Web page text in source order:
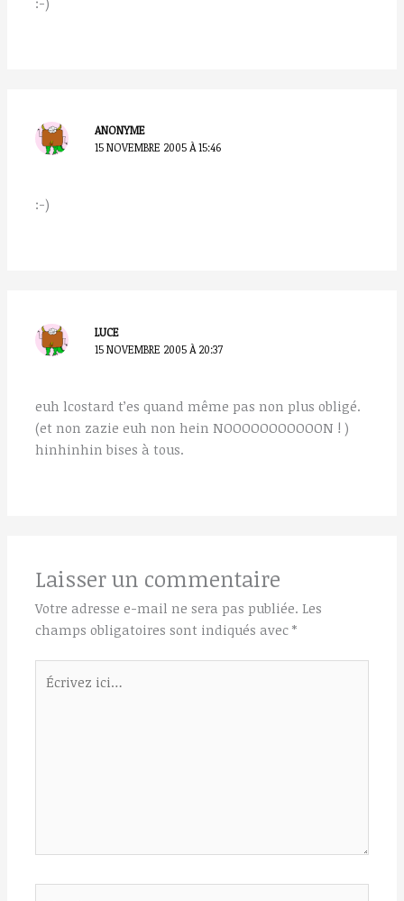
ANONYME
15 NOVEMBRE 2005 À 15:46
:-)
LUCE
15 NOVEMBRE 2005 À 20:37
euh lcostard t’es quand même pas non plus obligé.
(et non zazie euh non hein NOOOOOOOOOOON ! )
hinhinhin bises à tous.
Laisser un commentaire
Votre adresse e-mail ne sera pas publiée. Les
champs obligatoires sont indiqués avec*
ici…